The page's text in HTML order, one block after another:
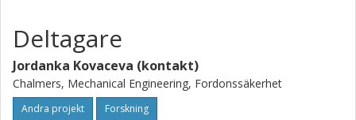
this gap by developing open-source, transparent, and
computationally efficient stochastic perception models
with different levels of
modelling complexity. These abstracted models will be
applied in two key use cases: 1) The models will be
Deltagare
Jordanka Kovaceva (kontakt)
Chalmers, Mechanical Engineering, Fordonssäkerhet
Andra projekt Forskning